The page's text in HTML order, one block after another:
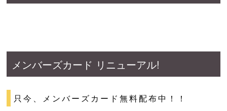
メンバーズカード リニューアル!
只今、メンバーズカード無料配布中！！